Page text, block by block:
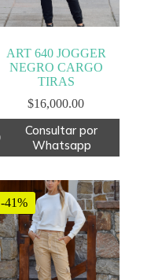
ART 640 JOGGER
NEGRO CARGO
TIRAS
$16,000.00
Consultar por
Whatsapp
-41%